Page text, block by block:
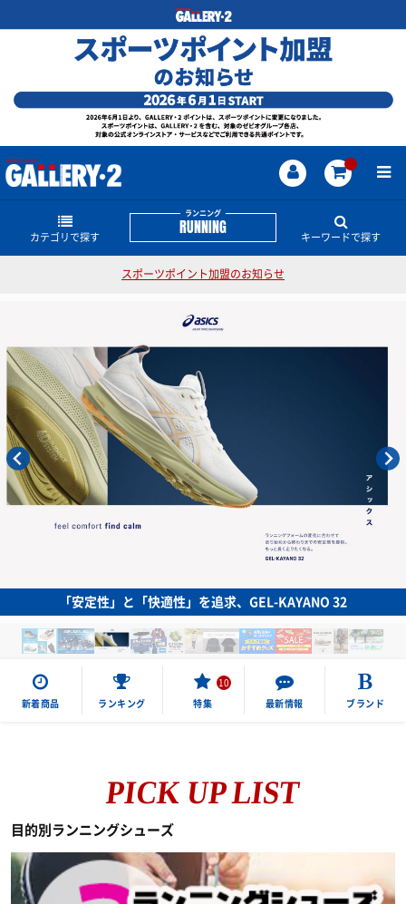
ランニング
RUNNING
カテゴリで探す
ランニングシューズ
その他シューズ・グッズ
ジュニアサイズ
ウォーク＆ジョギング
スローRUN（安全クッション)
スピードRUN (軽量・反発)
トレイルラン
短距離用スパイク
長距離用スパイク
投てき用シューズ
スパイクピン
ウェアー
メンズウェアー
レディスウェアー
ソックス
ランニングソックス
5本指ソックス
キャップ
グローブ
バッグ・ポーチ
サングラス
その他グッズ・アクセサリー
インナーウェア―
インナーシャツ
サプリメント
キーワードで探す
NIKE ランキャップ
スポーツポイント加盟のお知らせ
今年の暑さ対策はザムストにお任せ！UV・熱中症対策アイテム揃
っています
新着商品 ランキング 特集 最新情報 ブランド
PICK UP LIST
目的別ランニングシューズ